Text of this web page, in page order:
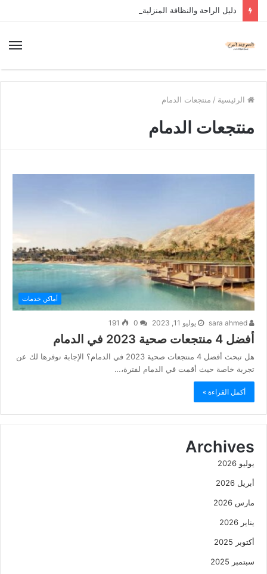
دليل الراحة والنظافة المنزلية
الرئيسية / منتجعات الدمام
منتجعات الدمام
أماكن خدمات
يوليو 11, 2023 191
أفضل 4 منتجعات صحية 2023 في الدمام
هل تبحث أفضل 4 منتجعات صحية 2023 في الدمام؟ الإجابة نوفرها لك عن
تجربة خاصة حيث أقمت في الدمام لفترة،…
أكمل القراءة »
Archives
يوليو 2026
أبريل 2026
مارس 2026
يناير 2026
أكتوبر 2025
سبتمبر 2025